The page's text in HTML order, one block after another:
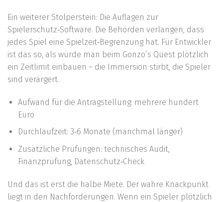
Ein weiterer Stolperstein: Die Auflagen zur
Spielerschutz‑Software. Die Behörden verlangen, dass
jedes Spiel eine Spielzeit‑Begrenzung hat. Für Entwickler
ist das so, als würde man beim Gonzo’s Quest plötzlich
ein Zeitlimit einbauen – die Immersion stirbt, die Spieler
sind verärgert.
Aufwand für die Antragstellung: mehrere hundert
Euro
Durchlaufzeit: 3‑6 Monate (manchmal länger)
Zusätzliche Prüfungen: technisches Audit,
Finanzprüfung, Datenschutz‑Check
Und das ist erst die halbe Miete. Der wahre Knackpunkt
liegt in den Nachforderungen. Wenn ein Spieler plötzlich